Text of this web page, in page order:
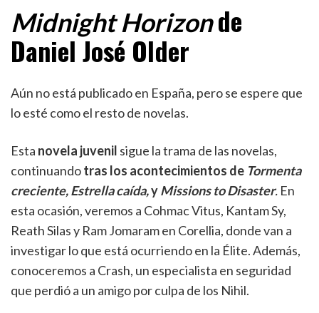
Midnight Horizon de
Daniel José Older
Aún no está publicado en España, pero se espere que
lo esté como el resto de novelas.
Esta novela juvenil sigue la trama de las novelas,
continuandotras los acontecimientos de Tormenta
creciente, Estrella caída,yMissions to Disaster. En
esta ocasión, veremos a Cohmac Vitus, Kantam Sy,
Reath Silas y Ram Jomaram en Corellia, donde van a
investigar lo que está ocurriendo en la Élite. Además,
conoceremos a Crash, un especialista en seguridad
que perdió a un amigo por culpa de los Nihil.